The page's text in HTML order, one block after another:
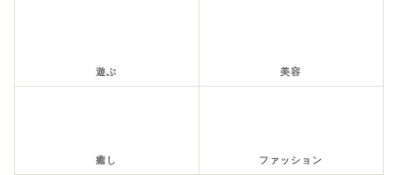
遊ぶ 美容
癒し ファッション